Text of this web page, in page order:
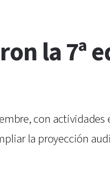
la 7ª
con actividades
la proyección